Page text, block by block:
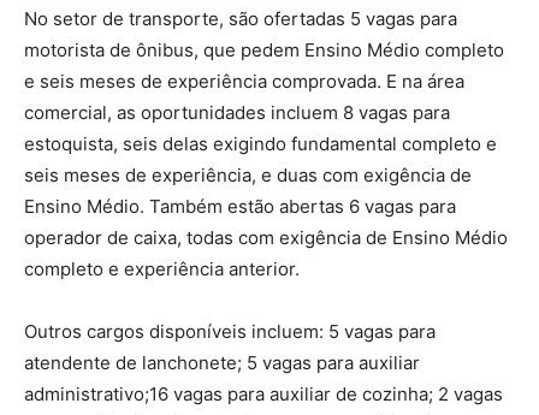
No setor de transporte, são ofertadas 5 vagas para
motorista de ônibus, que pedem Ensino Médio completo
e seis meses de experiência comprovada. E na área
comercial, as oportunidades incluem 8 vagas para
estoquista, seis delas exigindo fundamental completo e
seis meses de experiência, e duas com exigência de
Ensino Médio. Também estão abertas 6 vagas para
operador de caixa, todas com exigência de Ensino Médio
completo e experiência anterior.
Outros cargos disponíveis incluem: 5 vagas para
atendente de lanchonete; 5 vagas para auxiliar
administrativo;16 vagas para auxiliar de cozinha; 2 vagas